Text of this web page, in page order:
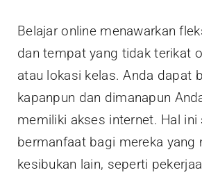
Belajar online menawarkan
dan tempat yang tidak terikat
atau lokasi kelas. Anda dapat
kapanpun dan dimanapun
memiliki akses internet. Hal ini
bermanfaat bagi mereka yang
kesibukan lain, seperti